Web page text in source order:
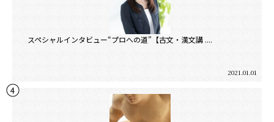
スペシャルインタビュー“プロへの道”【古文・漢文講 ....
2021.01.01